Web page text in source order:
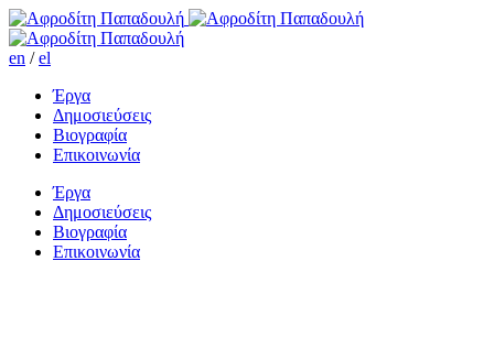
en /el
Έργα
Δημοσιεύσεις
Βιογραφία
Επικοινωνία
Έργα
Δημοσιεύσεις
Βιογραφία
Επικοινωνία